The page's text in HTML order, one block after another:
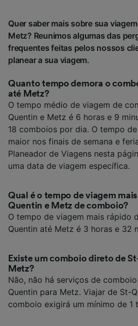
Quer saber mais sobre sua
Metz? Reunimos algumas das
frequentes feitas pelos nossos
planear a sua viagem.
Quanto tempo demora o
até Metz?
O tempo médio de viagem de
Quentin e Metz é 6 horas e 9
18 comboios por dia. O tempo
maior nos finais de semana e
Planeador de Viagens nesta
uma data de viagem específica.
Qual é o tempo de viagem
Quentin e Metz de comboio?
O tempo de viagem mais rápido
Quentin até Metz é 3 horas e 32
Existe um comboio direto de
Metz?
Não, não há serviços de
Quentin para Metz. Viajar de St-
comboio exigirá um mínimo de 1